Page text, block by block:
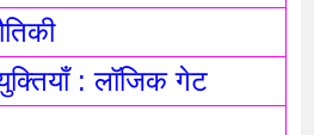
: लॉजिक गेट